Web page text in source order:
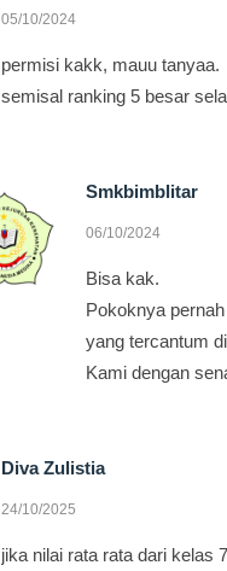
05/10/2024
permisi kakk, mauu tanyaa.
semisal ranking 5 besar
Smkbimblitar
06/10/2024
Bisa kak.
Pokoknya
yang tercantum
Kami dengan
Diva Zulistia
24/10/2025
jika nilai rata rata dari kelas